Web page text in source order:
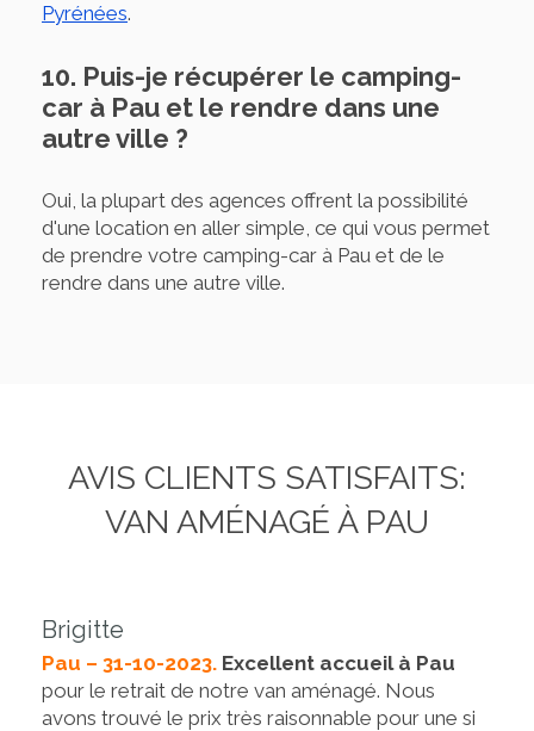
Pyrénées.
10. Puis-je récupérer le camping-
car à Pau et le rendre dans une
autre ville ?
Oui, la plupart des agences offrent la possibilité
d'une location en aller simple, ce qui vous permet
de prendre votre camping-car à Pau et de le
rendre dans une autre ville.
AVIS CLIENTS SATISFAITS:
VAN AMÉNAGÉ À PAU
Brigitte
Pau – 31-10-2023. Excellent accueil à Pau
pour le retrait de notre van aménagé. Nous
avons trouvé le prix très raisonnable pour une si